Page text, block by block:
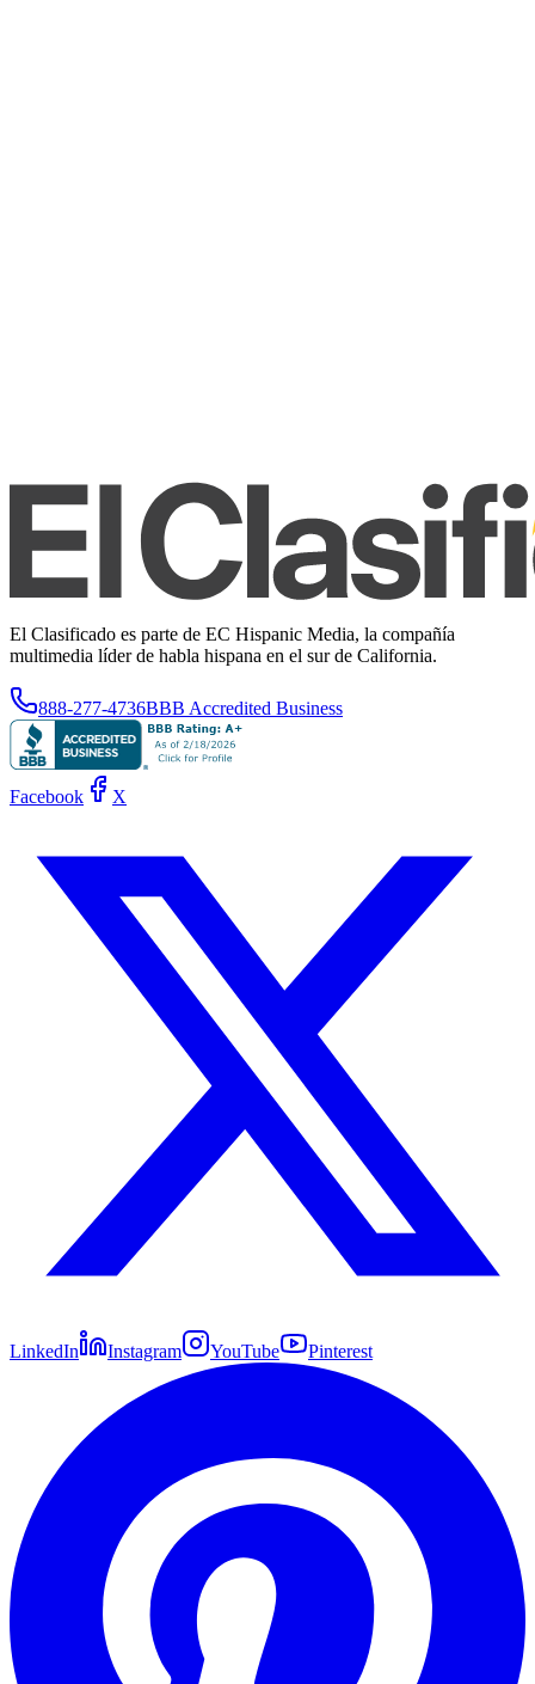
El Clasificado es parte de EC Hispanic Media, la compañía
multimedia líder de habla hispana en el sur de California.
888-277-4736BBB Accredited Business
Facebook X
LinkedIn Instagram YouTube Pinterest